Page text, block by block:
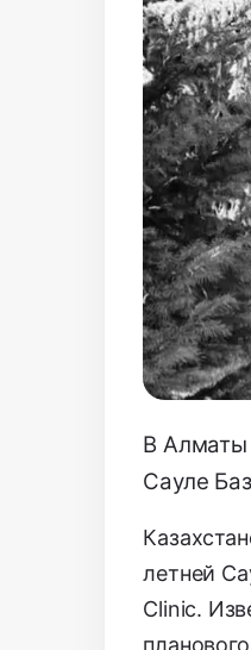
В Алматы
Сауле
летней
Clinic.